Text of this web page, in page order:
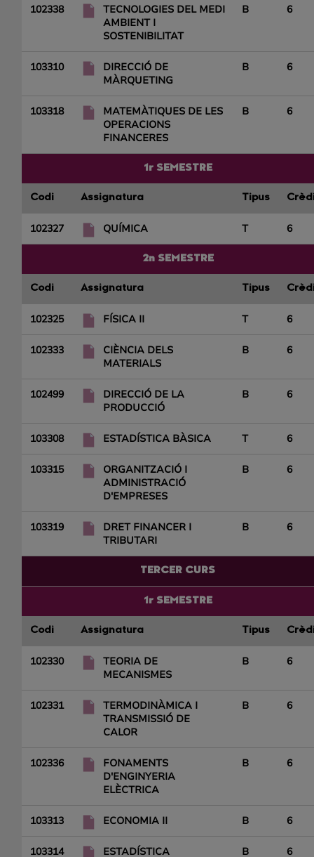
102338
TECNOLOGIES DEL MEDI
AMBIENT I
SOSTENIBILITAT
B 6
103310
DIRECCIÓ DE
MÀRQUETING
B 6
103318
MATEMÀTIQUES DE LES
OPERACIONS
FINANCERES
B 6
1r SEMESTRE
Codi Assignatura Tipus
102327 QUÍMICA T 6
2n SEMESTRE
Codi Assignatura Tipus
102325 FÍSICA II T 6
102333
CIÈNCIA DELS
MATERIALS
B 6
102499
DIRECCIÓ DE LA
PRODUCCIÓ
B 6
103308 ESTADÍSTICA BÀSICA T 6
103315
ORGANITZACIÓ I
ADMINISTRACIÓ
D'EMPRESES
B 6
103319
DRET FINANCER I
TRIBUTARI
B 6
TERCER CURS
1r SEMESTRE
Codi Assignatura Tipus
102330
TEORIA DE
MECANISMES
B 6
102331
TERMODINÀMICA I
TRANSMISSIÓ DE
CALOR
B 6
102336
FONAMENTS
D'ENGINYERIA
ELÈCTRICA
B 6
103313 ECONOMIA II B 6
103314
ESTADÍSTICA
B 6